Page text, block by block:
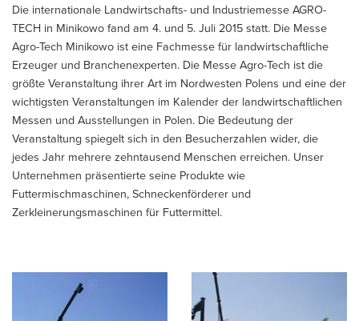
Die internationale Landwirtschafts- und Industriemesse AGRO-
TECH in Minikowo fand am 4. und 5. Juli 2015 statt. Die Messe
Agro-Tech Minikowo ist eine Fachmesse für landwirtschaftliche
Erzeuger und Branchenexperten. Die Messe Agro-Tech ist die
größte Veranstaltung ihrer Art im Nordwesten Polens und eine der
wichtigsten Veranstaltungen im Kalender der landwirtschaftlichen
Messen und Ausstellungen in Polen. Die Bedeutung der
Veranstaltung spiegelt sich in den Besucherzahlen wider, die
jedes Jahr mehrere zehntausend Menschen erreichen. Unser
Unternehmen präsentierte seine Produkte wie
Futtermischmaschinen, Schneckenförderer und
Zerkleinerungsmaschinen für Futtermittel.